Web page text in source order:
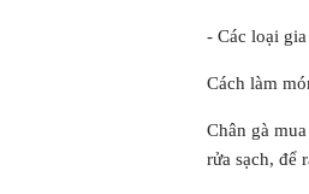
- Các loại
Cách làm
Chân gà
rửa sạch, để